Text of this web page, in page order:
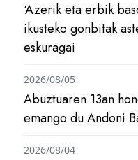
‘Azerik eta erbik
ikusteko gonbitak
eskuragai
Abuztuaren 13an
emango du Andoni
2026/08/05
2026/08/04